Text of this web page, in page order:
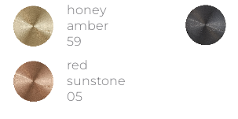
honey
amber
59
red
sunstone
05